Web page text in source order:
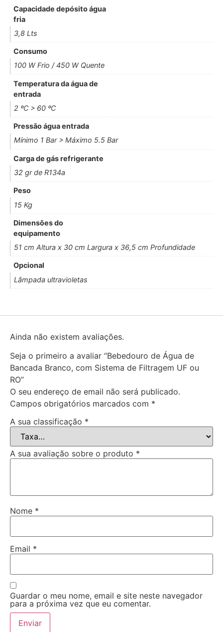
Capacidade depósito água
fria
3,8 Lts
Consumo
100 W Frio / 450 W Quente
Temperatura da água de
entrada
2 ºC > 60 ºC
Pressão água entrada
Mínimo 1 Bar > Máximo 5.5 Bar
Carga de gás refrigerante
32 gr de R134a
Peso
15 Kg
Dimensões do
equipamento
51 cm Altura x 30 cm Largura x 36,5 cm Profundidade
Opcional
Lâmpada ultravioletas
Ainda não existem avaliações.
Seja o primeiro a avaliar “Bebedouro de Água de
Bancada Branco, com Sistema de Filtragem UF ou
RO”
O seu endereço de email não será publicado.
Campos obrigatórios marcados com *
A sua classificação *
A sua avaliação sobre o produto *
Nome *
Email *
Guardar o meu nome, email e site neste navegador
para a próxima vez que eu comentar.